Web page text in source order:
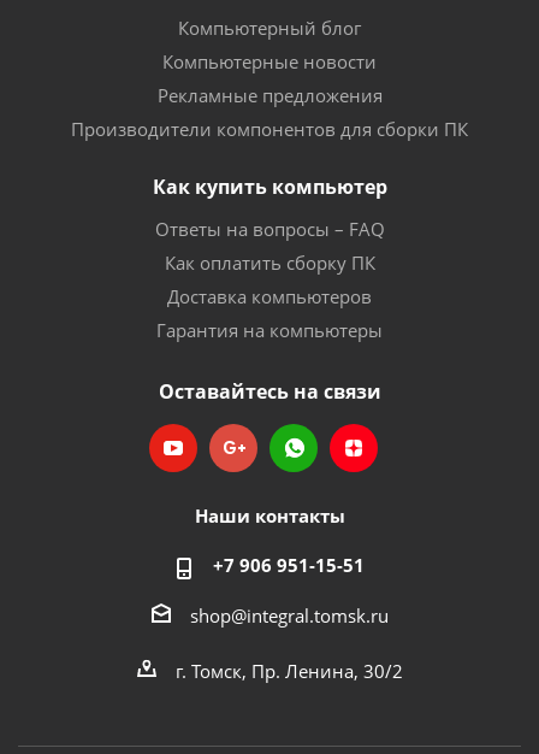
Компьютерный блог
Компьютерные новости
Рекламные предложения
Производители компонентов для сборки ПК
Как купить компьютер
Ответы на вопросы – FAQ
Как оплатить сборку ПК
Доставка компьютеров
Гарантия на компьютеры
Оставайтесь на связи
Наши контакты
+7 906 951-15-51
shop@integral.tomsk.ru
г. Томск, Пр. Ленина, 30/2